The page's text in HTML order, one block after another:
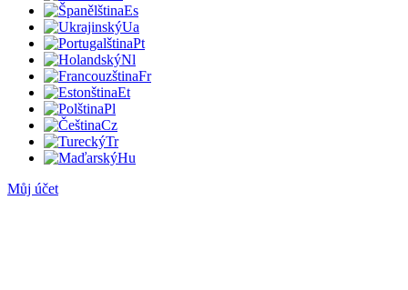
Es
Ua
Pt
Nl
Fr
Et
Pl
Cz
Tr
Hu
Můj účet